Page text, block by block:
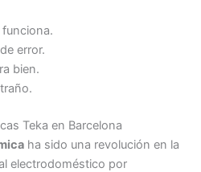
error.
bien.
Teka en Barcelona
ha sido una revolución en la
electrodoméstico por